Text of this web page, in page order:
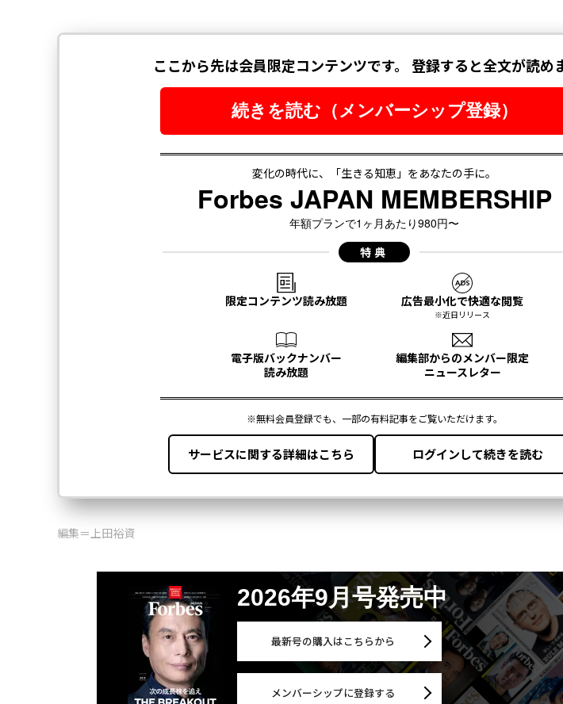
編集＝上田裕資
2026年9月号発売中
最新号の購入はこちらから
メンバーシップに登録する